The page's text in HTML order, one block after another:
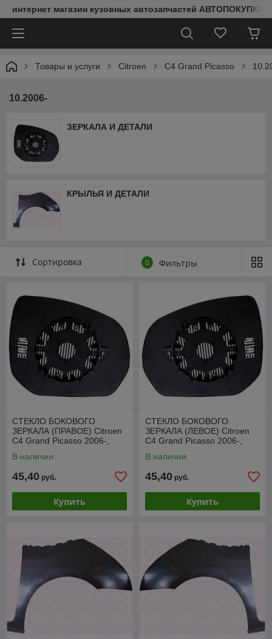
интернет магазин кузовных автозапчастей АВТОПОКУПКИ
Товары и услуги Citroen C4 Grand Picasso
10.2006-
ЗЕРКАЛА И ДЕТАЛИ
КРЫЛЬЯ И ДЕТАЛИ
Сортировка 0 Фильтры
СТЕКЛО БОКОВОГО
ЗЕРКАЛА (ПРАВОЕ) Citroen
C4 Grand Picasso 2006-,
В наличии
45,40 руб.
Купить
СТЕКЛО БОКОВОГО
ЗЕРКАЛА (ЛЕВОЕ) Citroen
C4 Grand Picasso 2006-,
В наличии
45,40 руб.
Купить